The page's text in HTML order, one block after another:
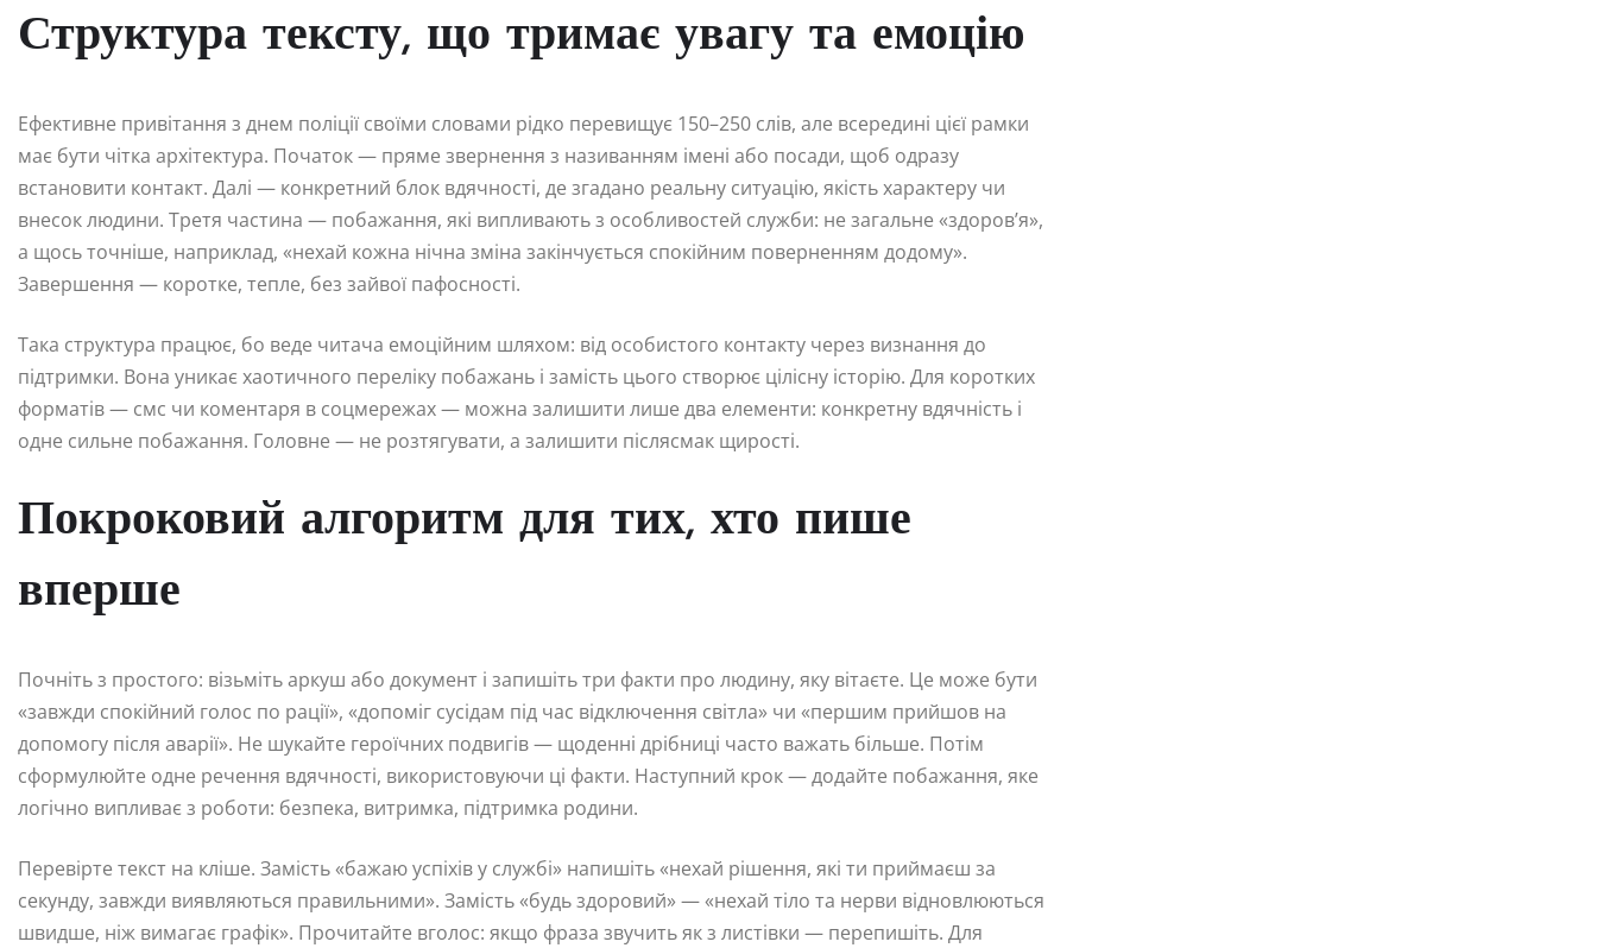
Структура тексту, що тримає увагу та емоцію
Ефективне привітання з днем поліції своїми словами рідко перевищує 150–250 слів, але всередині цієї рамки
має бути чітка архітектура. Початок — пряме звернення з називанням імені або посади, щоб одразу
встановити контакт. Далі — конкретний блок вдячності, де згадано реальну ситуацію, якість характеру чи
внесок людини. Третя частина — побажання, які випливають з особливостей служби: не загальне «здоров’я»,
а щось точніше, наприклад, «нехай кожна нічна зміна закінчується спокійним поверненням додому».
Завершення — коротке, тепле, без зайвої пафосності.
Така структура працює, бо веде читача емоційним шляхом: від особистого контакту через визнання до
підтримки. Вона уникає хаотичного переліку побажань і замість цього створює цілісну історію. Для коротких
форматів — смс чи коментаря в соцмережах — можна залишити лише два елементи: конкретну вдячність і
одне сильне побажання. Головне — не розтягувати, а залишити післясмак щирості.
Покроковий алгоритм для тих, хто пише
вперше
Почніть з простого: візьміть аркуш або документ і запишіть три факти про людину, яку вітаєте. Це може бути
«завжди спокійний голос по рації», «допоміг сусідам під час відключення світла» чи «першим прийшов на
допомогу після аварії». Не шукайте героїчних подвигів — щоденні дрібниці часто важать більше. Потім
сформулюйте одне речення вдячності, використовуючи ці факти. Наступний крок — додайте побажання, яке
логічно випливає з роботи: безпека, витримка, підтримка родини.
Перевірте текст на кліше. Замість «бажаю успіхів у службі» напишіть «нехай рішення, які ти приймаєш за
секунду, завжди виявляються правильними». Замість «будь здоровий» — «нехай тіло та нерви відновлюються
швидше, ніж вимагає графік». Прочитайте вголос: якщо фраза звучить як з листівки — перепишіть. Для